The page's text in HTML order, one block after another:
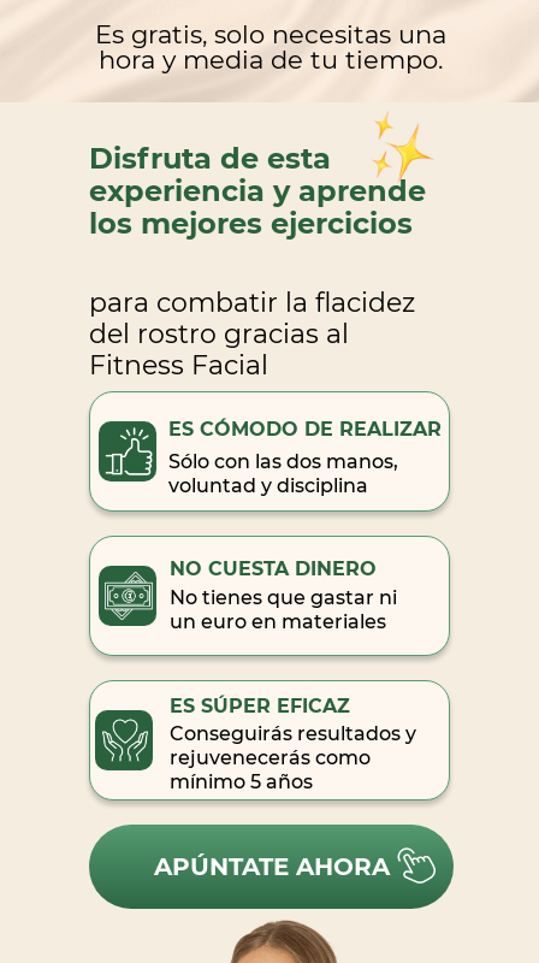
Es gratis, solo necesitas una
hora y media de tu tiempo.
APÚNTATE AHORA
Disfruta de esta
experiencia y aprende
los mejores ejercicios
para combatir la flacidez
del rostro gracias al
Fitness Facial
Conseguirás resultados y
rejuvenecerás como
mínimo 5 años
No tienes que gastar ni
un euro en materiales
Sólo con las dos manos,
voluntad y disciplina
ES SÚPER EFICAZ
NO CUESTA DINERO
ES CÓMODO DE REALIZAR